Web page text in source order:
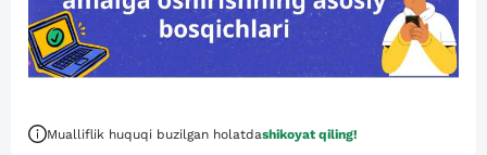
Mualliflik huquqi buzilgan holatdashikoyat qiling!